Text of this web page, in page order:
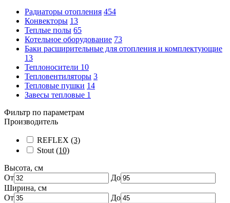
Радиаторы отопления 454
Конвекторы 13
Теплые полы 65
Котельное оборудование 73
Баки расширительные для отопления и комплектующие
13
Теплоносители 10
Тепловентиляторы 3
Тепловые пушки 14
Завесы тепловые 1
Фильтр по параметрам
Производитель
REFLEX (3)
Stout (10)
Высота, см
От
До
Ширина, см
От
До